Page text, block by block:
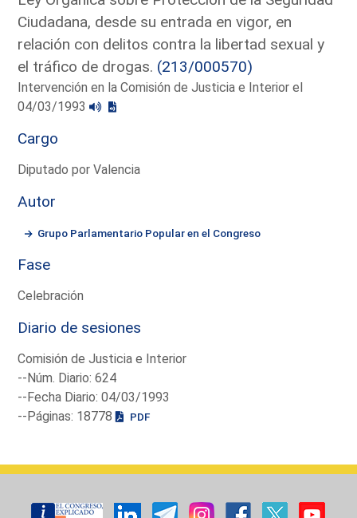
Ciudadana, desde su entrada en vigor, en
relación con delitos contra la libertad sexual y
el tráfico de drogas. (213/000570)
Intervención en la Comisión de Justicia e Interior el
04/03/1993
Cargo
Diputado por Valencia
Autor
Grupo Parlamentario Popular en el Congreso
Fase
Celebración
Diario de sesiones
Comisión de Justicia e Interior
--Núm. Diario: 624
--Fecha Diario: 04/03/1993
--Páginas: 18778
PDF